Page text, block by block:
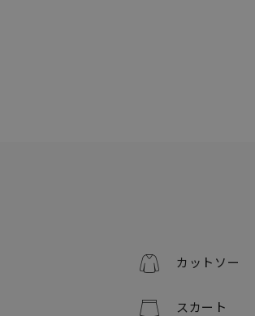
カットソー
スカート